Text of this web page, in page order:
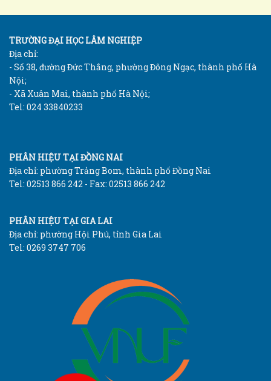
TRƯỜNG ĐẠI HỌC LÂM NGHIỆP
Địa chỉ:
- Số 38, đường Đức Thắng, phường Đông Ngạc, thành phố Hà
Nội;
- Xã Xuân Mai, thành phố Hà Nội;
Tel: 024 33840233
PHÂN HIỆU TẠI ĐỒNG NAI
Địa chỉ: phường Trảng Bom, thành phố Đồng Nai
Tel: 02513 866 242 - Fax: 02513 866 242
PHÂN HIỆU TẠI GIA LAI
Địa chỉ: phường Hội Phú, tỉnh Gia Lai
Tel: 0269 3747 706